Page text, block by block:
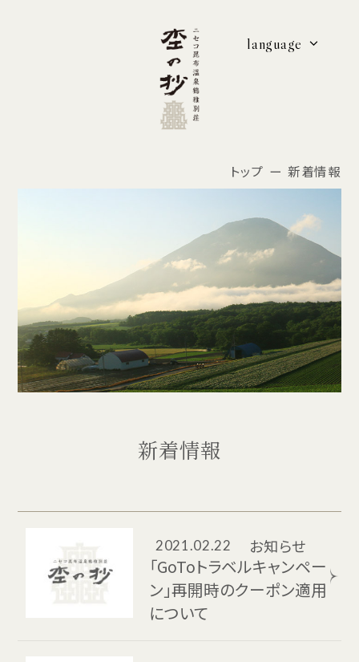
language
トップ 新着情報
新着情報
2021.02.22 お知らせ
「GoToトラベルキャンペー
ン」再開時のクーポン適用
について